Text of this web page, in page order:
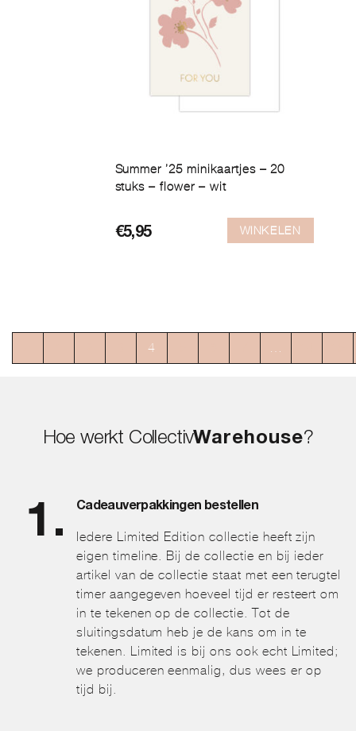
Summer ’25 minikaartjes – 20
stuks – flower – wit
€5,95 WINKELEN
4 …
Hoe werkt CollectivWarehouse?
Cadeauverpakkingen bestellen
Iedere Limited Edition collectie heeft zijn
eigen timeline. Bij de collectie en bij ieder
artikel van de collectie staat met een terugtel
timer aangegeven hoeveel tijd er resteert om
in te tekenen op de collectie. Tot de
sluitingsdatum heb je de kans om in te
tekenen. Limited is bij ons ook echt Limited;
we produceren eenmalig, dus wees er op
tijd bij.